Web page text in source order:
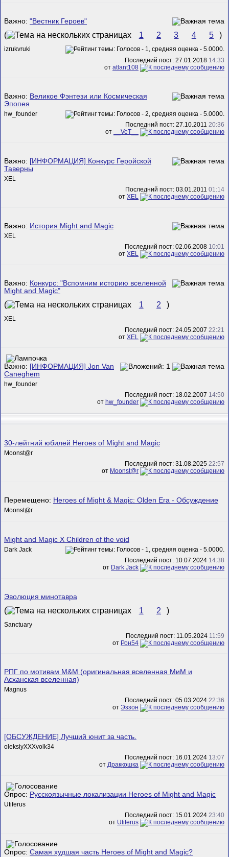
Важно: "Вестник Героев"
( 1 2 3 4 5 )
izrukvruki
Последний пост: 27.01.2018 14:33
от atlant108
Важно: Великое Фэнтези или Космическая
Эпопея
hw_founder
Последний пост: 27.10.2011 20:36
от
__VeT__
Важно: [ИНФОРМАЦИЯ] Конкурс Геройской
Таверны
XEL
Последний пост: 03.01.2011 01:14
от XEL
Важно: История Might and Magic
XEL
Последний пост: 02.06.2008 10:01
от XEL
Важно: Конкурс: "Вспомним историю вселенной
Might and Magic"
( 1 2 )
XEL
Последний пост: 24.05.2007 22:21
от XEL
Важно: [ИНФОРМАЦИЯ] Jon Van
Caneghem
hw_founder
Последний пост: 18.02.2007 14:50
от hw_founder
30-лейтний юбилей Heroes of Might and Magic
Mооnst@r
Последний пост: 31.08.2025 22:57
от Mооnst@r
Перемещено: Heroes of Might & Magic: Olden Era - Обсуждение
Mооnst@r
Might and Magic X Children of the void
Dark Jack
Последний пост: 10.07.2024 14:38
от Dark Jack
Эволюция минотавра
( 1 2 )
Sanctuary
Последний пост: 11.05.2024 11:59
от Рон54
РПГ по мотивам M&M (оригинальная вселенная МиМ и
Асханская вселенная)
Magnus
Последний пост: 05.03.2024 22:36
от Эззон
[ОБСУЖДЕНИЕ] Лучший юнит за часть.
oleksiyXXXvolk34
Последний пост: 16.01.2024 13:07
от Драккошка
Опрос: Русскоязычные локализации Heroes of Might and Magic
Utiferus
Последний пост: 15.01.2024 23:40
от Utiferus
Опрос: Самая худшая часть Heroes of Might and Magic?